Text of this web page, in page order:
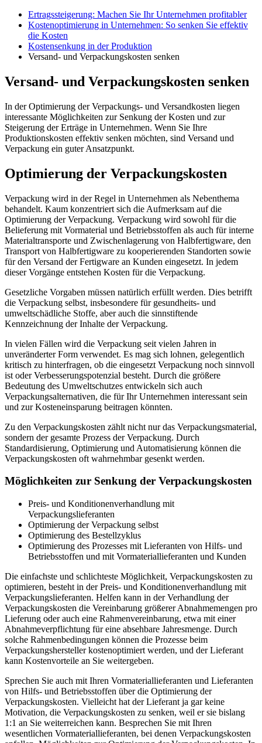
Ertragssteigerung: Machen Sie Ihr Unternehmen profitabler
Kostenoptimierung in Unternehmen: So senken Sie effektiv
die Kosten
Kostensenkung in der Produktion
Versand- und Verpackungskosten senken
Versand- und Verpackungskosten senken
In der Optimierung der Verpackungs- und Versandkosten liegen
interessante Möglichkeiten zur Senkung der Kosten und zur
Steigerung der Erträge in Unternehmen. Wenn Sie Ihre
Produktionskosten effektiv senken möchten, sind Versand und
Verpackung ein guter Ansatzpunkt.
Optimierung der Verpackungskosten
Verpackung wird in der Regel in Unternehmen als Nebenthema
behandelt. Kaum konzentriert sich die Aufmerksam auf die
Optimierung der Verpackung. Verpackung wird sowohl für die
Belieferung mit Vormaterial und Betriebsstoffen als auch für interne
Materialtransporte und Zwischenlagerung von Halbfertigware, den
Transport von Halbfertigware zu kooperierenden Standorten sowie
für den Versand der Fertigware an Kunden eingesetzt. In jedem
dieser Vorgänge entstehen Kosten für die Verpackung.
Gesetzliche Vorgaben müssen natürlich erfüllt werden. Dies betrifft
die Verpackung selbst, insbesondere für gesundheits- und
umweltschädliche Stoffe, aber auch die sinnstiftende
Kennzeichnung der Inhalte der Verpackung.
In vielen Fällen wird die Verpackung seit vielen Jahren in
unveränderter Form verwendet. Es mag sich lohnen, gelegentlich
kritisch zu hinterfragen, ob die eingesetzt Verpackung noch sinnvoll
ist oder Verbesserungspotenzial besteht. Durch die größere
Bedeutung des Umweltschutzes entwickeln sich auch
Verpackungsalternativen, die für Ihr Unternehmen interessant sein
und zur Kosteneinsparung beitragen könnten.
Zu den Verpackungskosten zählt nicht nur das Verpackungsmaterial,
sondern der gesamte Prozess der Verpackung. Durch
Standardisierung, Optimierung und Automatisierung können die
Verpackungskosten oft wahrnehmbar gesenkt werden.
Möglichkeiten zur Senkung der Verpackungskosten
Preis- und Konditionenverhandlung mit
Verpackungslieferanten
Optimierung der Verpackung selbst
Optimierung des Bestellzyklus
Optimierung des Prozesses mit Lieferanten von Hilfs- und
Betriebsstoffen und mit Vormateriallieferanten und Kunden
Die einfachste und schlichteste Möglichkeit, Verpackungskosten zu
optimieren, besteht in der Preis- und Konditionenverhandlung mit
Verpackungslieferanten. Helfen kann in der Verhandlung der
Verpackungskosten die Vereinbarung größerer Abnahmemengen pro
Lieferung oder auch eine Rahmenvereinbarung, etwa mit einer
Abnahmeverpflichtung für eine absehbare Jahresmenge. Durch
solche Rahmenbedingungen können die Prozesse beim
Verpackungshersteller kostenoptimiert werden, und der Lieferant
kann Kostenvorteile an Sie weitergeben.
Sprechen Sie auch mit Ihren Vormateriallieferanten und Lieferanten
von Hilfs- und Betriebsstoffen über die Optimierung der
Verpackungskosten. Vielleicht hat der Lieferant ja gar keine
Motivation, die Verpackungskosten zu senken, weil er sie bislang
1:1 an Sie weiterreichen kann. Besprechen Sie mit Ihren
wesentlichen Vormateriallieferanten, bei denen Verpackungskosten